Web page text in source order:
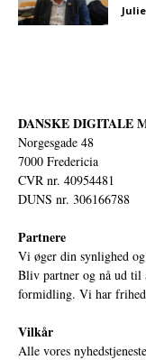
DANSKE DIGITALE
Norgesgade 48
7000 Fredericia
CVR nr. 40954481
DUNS nr. 306166788
Partnere
Vi øger din synlighed
Bliv partner og nå ud til
formidling. Vi har
Vilkår
Alle vores